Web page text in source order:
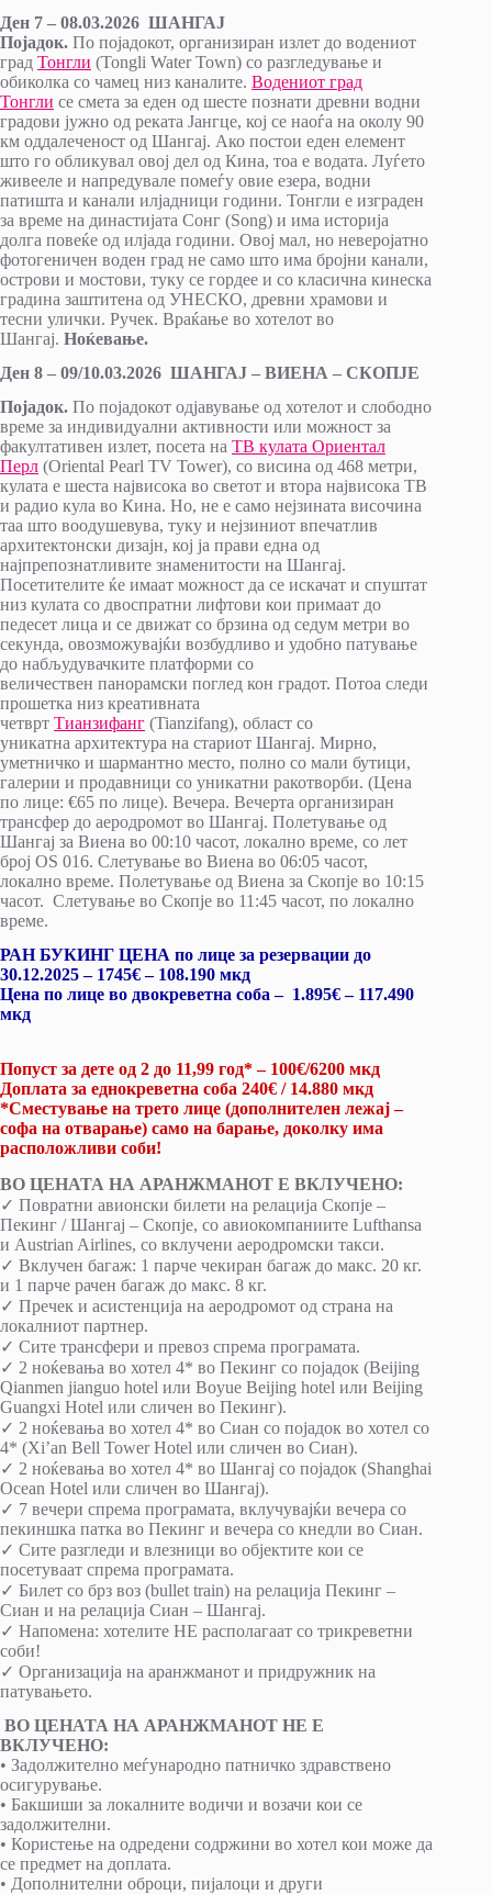
Ден 7 – 08.03.2026 ШАНГАЈ
Појадок. По појадокот, организиран излет до водениот
град Тонгли (Tongli Water Town) со разгледување и
обиколка со чамец низ каналите. Водениот град
Тонгли се смета за еден од шесте познати древни водни
градови јужно од реката Јангце, кој се наоѓа на околу 90
км оддалеченост од Шангај. Ако постои еден елемент
што го обликувал овој дел од Кина, тоа е водата. Луѓето
живееле и напредувале помеѓу овие езера, водни
патишта и канали илјадници години. Тонгли е изграден
за време на династијата Сонг (Song) и има историја
долга повеќе од илјада години. Овој мал, но неверојатно
фотогеничен воден град не само што има бројни канали,
острови и мостови, туку се гордее и со класична кинеска
градина заштитена од УНЕСКО, древни храмови и
тесни улички. Ручек. Враќање во хотелот во
Шангај. Ноќевање.
Ден 8 – 09/10.03.2026 ШАНГАЈ – ВИЕНА – СКОПЈЕ
Појадок. По појадокот одјавување од хотелот и слободно
време за индивидуални активности или можност за
факултативен излет, посета на ТВ кулата Ориентал
Перл (Oriental Pearl TV Tower), со висина од 468 метри,
кулата е шеста највисока во светот и втора највисока ТВ
и радио кула во Кина. Но, не е само нејзината височина
таа што воодушевува, туку и нејзиниот впечатлив
архитектонски дизајн, кој ја прави една од
најпрепознатливите знаменитости на Шангај.
Посетителите ќе имаат можност да се искачат и спуштат
низ кулата со двоспратни лифтови кои примаат до
педесет лица и се движат со брзина од седум метри во
секунда, овозможувајќи возбудливо и удобно патување
до набљудувачките платформи со
величествен панорамски поглед кон градот. Потоа следи
прошетка низ креативната
четврт Тианзифанг (Tianzifang), област со
уникатна архитектура на стариот Шангај. Мирно,
уметничко и шармантно место, полно со мали бутици,
галерии и продавници со уникатни ракотворби. (Цена
по лице: €65 по лице). Вечера. Вечерта организиран
трансфер до аеродромот во Шангај. Полетување од
Шангај за Виена во 00:10 часот, локално време, со лет
број OS 016. Слетување во Виена во 06:05 часот,
локално време. Полетување од Виена за Скопје во 10:15
часот. Слетување во Скопје во 11:45 часот, по локално
време.
РАН БУКИНГ ЦЕНА по лице за резервации до
30.12.2025 – 1745€ – 108.190 мкд
Цена по лице во двокреветна соба – 1.895€ – 117.490
мкд
Попуст за дете од 2 до 11,99 год* – 100€/6200 мкд
Доплата за еднокреветна соба 240€ / 14.880 мкд
*Сместување на трето лице (дополнителен лежај –
софа на отварање) само на барање, доколку има
расположливи соби!
ВО ЦЕНАТА НА АРАНЖМАНОТ Е ВКЛУЧЕНО:
✓ Повратни авионски билети на релација Скопје –
Пекинг / Шангај – Скопје, со авиокомпаниите Lufthansa
и Austrian Airlines, со вклучени аеродромски такси.
✓ Вклучен багаж: 1 парче чекиран багаж до макс. 20 кг.
и 1 парче рачен багаж до макс. 8 кг.
✓ Пречек и асистенција на аеродромот од страна на
локалниот партнер.
✓ Сите трансфери и превоз спрема програмата.
✓ 2 ноќевања во хотел 4* во Пекинг со појадок (Beijing
Qianmen jianguo hotel или Boyue Beijing hotel или Beijing
Guangxi Hotel или сличен во Пекинг).
✓ 2 ноќевања во хотел 4* во Сиан со појадок во хотел со
4* (Xi’an Bell Tower Hotel или сличен во Сиан).
✓ 2 ноќевања во хотел 4* во Шангај со појадок (Shanghai
Ocean Hotel или сличен во Шангај).
✓ 7 вечери спрема програмата, вклучувајќи вечера со
пекиншка патка во Пекинг и вечера со кнедли во Сиан.
✓ Сите разгледи и влезници во објектите кои се
посетуваат спрема програмата.
✓ Билет со брз воз (bullet train) на релација Пекинг –
Сиан и на релација Сиан – Шангај.
✓ Напомена: хотелите НЕ располагаат со трикреветни
соби!
✓ Организација на аранжманот и придружник на
патувањето.
ВО ЦЕНАТА НА АРАНЖМАНОТ НЕ Е
ВКЛУЧЕНО:
• Задолжително меѓународно патничко здравствено
осигурување.
• Бакшиши за локалните водичи и возачи кои се
задолжителни.
• Користење на одредени содржини во хотел кои може да
се предмет на доплата.
• Дополнителни оброци, пијалоци и други